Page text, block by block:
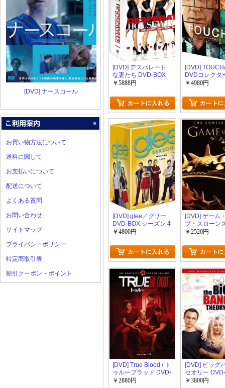
[DVD] ナースコール
お買い物方法について
送料に関して
お支払いについて
配送について
よくある質問
お問い合わせ
サイトマップ
プライバシーポリシー
特定商取引表
割引クーポン・ポイント
[DVD] デスパレート
な妻たち DVD-BOX
シーズン8
￥5888円
[DVD]
DVDコレクタ
BOX 1+2
￥4980円
[DVD] glee／グリー
DVD-BOX シーズン 4
￥4800円
[DVD] ゲーム
ブ・スローン
章:王国の激突
￥2520円
[DVD] True Blood / ト
ゥルーブラッド DVD-
BOX シーズン4
￥2880円
[DVD] ビッグ
セオリー
1+2
￥3800円